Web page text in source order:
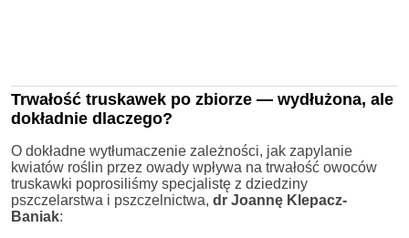
Trwałość truskawek po zbiorze — wydłużona, ale
dokładnie dlaczego?
O dokładne wytłumaczenie zależności, jak zapylanie
kwiatów roślin przez owady wpływa na trwałość owoców
truskawki poprosiliśmy specjalistę z dziedziny
pszczelarstwa i pszczelnictwa, dr Joannę Klepacz-
Baniak: